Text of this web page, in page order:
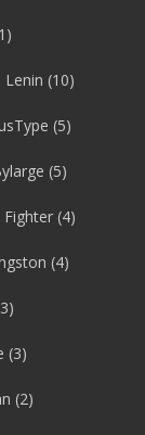
Lenin (10)
(5)
(5)
Fighter (4)
(4)
(3)
(2)